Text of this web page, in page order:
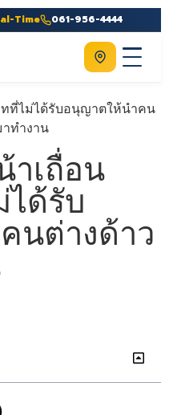
Time 061-956-4444
ติดต่อเรา
าเถื่อน
ด้รับ
นต่างด้าว